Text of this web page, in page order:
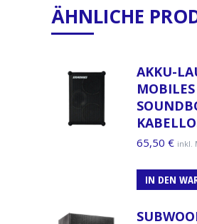
ÄHNLICHE
AKKU-
65,50 € inkl.
IN DEN